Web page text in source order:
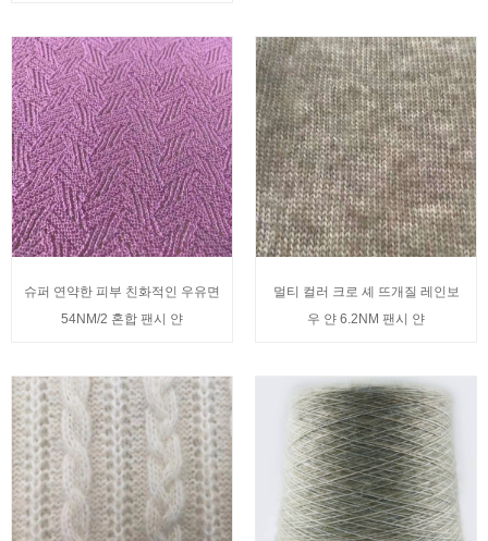
슈퍼 연약한 피부 친화적인 우유면
54NM/2 혼합 팬시 얀
멀티 컬러 크로 셰 뜨개질 레인보
우 얀 6.2NM 팬시 얀